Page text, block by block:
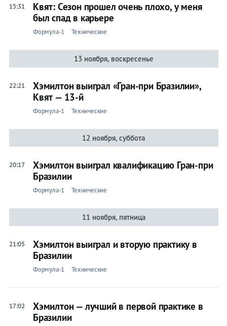
15:31
Квят: Сезон прошел очень плохо, у меня
был спад в карьере
Формула-1 Технические
13 ноября, воскресенье
22:21
Хэмилтон выиграл «Гран-при Бразилии»,
Квят — 13-й
Формула-1 Технические
12 ноября, суббота
20:17
Хэмилтон выиграл квалификацию Гран-при
Бразилии
Формула-1 Технические
11 ноября, пятница
21:05
Хэмилтон выиграл и вторую практику в
Бразилии
Формула-1 Технические
17:02
Хэмилтон — лучший в первой практике в
Бразилии